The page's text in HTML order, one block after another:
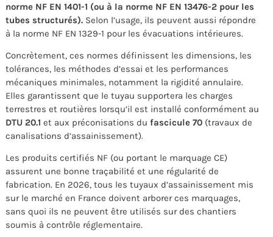
norme NF EN 1401-1 (ou à la norme NF EN 13476-2 pour les
tubes structurés). Selon l’usage, ils peuvent aussi répondre
à la norme NF EN 1329-1 pour les évacuations intérieures.
Concrètement, ces normes définissent les dimensions, les
tolérances, les méthodes d’essai et les performances
mécaniques minimales, notamment la rigidité annulaire.
Elles garantissent que le tuyau supportera les charges
terrestres et routières lorsqu’il est installé conformément au
DTU 20.1 et aux préconisations du fascicule 70 (travaux de
canalisations d’assainissement).
Les produits certifiés NF (ou portant le marquage CE)
assurent une bonne traçabilité et une régularité de
fabrication. En 2026, tous les tuyaux d’assainissement mis
sur le marché en France doivent arborer ces marquages,
sans quoi ils ne peuvent être utilisés sur des chantiers
soumis à contrôle réglementaire.